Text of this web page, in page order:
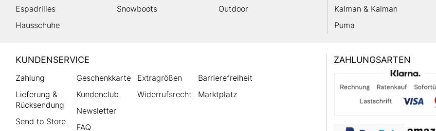
Espadrilles
Snowboots
Outdoor
Hausschuhe
Kalman & Kalman
Puma
HUMANIC
Footer
KUNDENSERVICE
Zahlung
Lieferung &
Rücksendung
Send to Store
Geschenkkarte
Kundenclub
Newsletter
FAQ
Extragrößen
Widerrufsrecht
Barrierefreiheit
Marktplatz
ZAHLUNGSARTEN